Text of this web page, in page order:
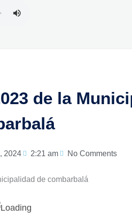
de la
2024 2:21 am No Comments